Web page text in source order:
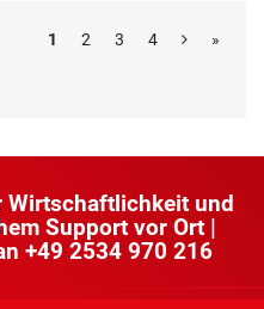
1 2 3 4 »
Wirtschaftlichkeit und
Support vor Ort |
+49 2534 970 216